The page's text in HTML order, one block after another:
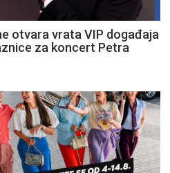
otvara vrata VIP događaja
za koncert Petra